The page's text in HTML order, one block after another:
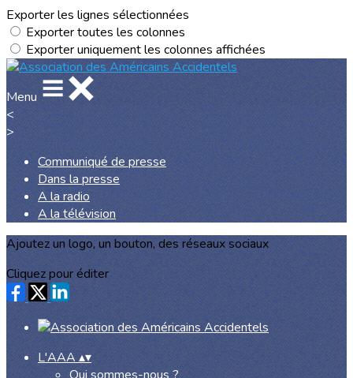
Exporter les lignes sélectionnées
Exporter toutes les colonnes
Exporter uniquement les colonnes affichées
Menu
<
>
Communiqué de presse
Dans la presse
A la radio
A la télévision
Ajoutez un logo, un bouton, des réseaux sociaux
Cliquez pour éditer
L'AAA▴▾